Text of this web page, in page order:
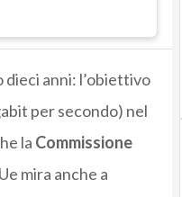
anni: l’obiettivo
per secondo) nel
la Commissione
mira anche a